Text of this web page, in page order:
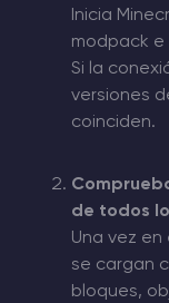
Inicia
modpack
Si la
versiones
coinciden.
de todos
Una vez
se cargan
bloques,